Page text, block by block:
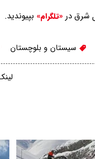
شرق در «تلگرام» بپیوندید.
سیستان و بلوچستان